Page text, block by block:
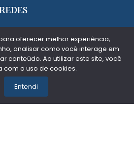
oferecer melhor experiência,
analisar como você interage em
conteúdo. Ao utilizar este site, você
com o uso de cookies.
Entendi